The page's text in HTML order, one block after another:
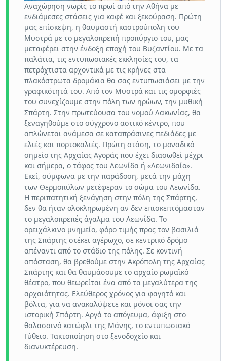
Αναχώρηση νωρίς το πρωί από την Αθήνα με
ενδιάμεσες στάσεις για καφέ και ξεκούραση. Πρώτη
μας επίσκεψη, η θαυμαστή καστρούπολη του
Μυστρά με το μεγαλοπρεπή προπύργιο του, μας
μεταφέρει στην ένδοξη εποχή του Βυζαντίου. Με τα
παλάτια, τις εντυπωσιακές εκκλησίες του, τα
πετρόχτιστα αρχοντικά με τις κρήνες στα
πλακόστρωτα δρομάκια θα σας εντυπωσιάσει με την
γραφικότητά του. Από τον Μυστρά και τις ομορφιές
του συνεχίζουμε στην πόλη των ηρώων, την μυθική
Σπάρτη. Στην πρωτεύουσα του νομού Λακωνίας, θα
ξεναγηθούμε στο σύγχρονο αστικό κέντρο, που
απλώνεται ανάμεσα σε καταπράσινες πεδιάδες με
ελιές και πορτοκαλιές. Πρώτη στάση, το μοναδικό
σημείο της Αρχαίας Αγοράς που έχει διασωθεί μέχρι
και σήμερα, ο τάφος του Λεωνίδα ή «Λεωνιδαίο».
Εκεί, σύμφωνα με την παράδοση, μετά την μάχη
των Θερμοπύλων μετέφεραν το σώμα του Λεωνίδα.
Η περιπατητική ξενάγηση στην πόλη της Σπάρτης,
δεν θα ήταν ολοκληρωμένη αν δεν επισκεπτόμασταν
το μεγαλοπρεπές άγαλμα του Λεωνίδα. Το
ορειχάλκινο μνημείο, φόρο τιμής προς τον βασιλιά
της Σπάρτης στέκει αγέρωχο, σε κεντρικό δρόμο
απέναντι από το στάδιο της πόλης. Σε κοντινή
απόσταση, θα βρεθούμε στην Ακρόπολη της Αρχαίας
Σπάρτης και θα θαυμάσουμε το αρχαίο ρωμαϊκό
θέατρο, που θεωρείται ένα από τα μεγαλύτερα της
αρχαιότητας. Ελεύθερος χρόνος για φαγητό και
βόλτα, για να ανακαλύψετε και μόνοι σας την
ιστορική Σπάρτη. Αργά το απόγευμα, άφιξη στο
θαλασσινό κατώφλι της Μάνης, το εντυπωσιακό
Γύθειο. Τακτοποίηση στο ξενοδοχείο και
διανυκτέρευση.